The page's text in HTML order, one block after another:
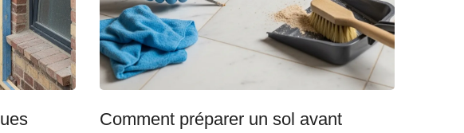
Comment préparer un sol avant